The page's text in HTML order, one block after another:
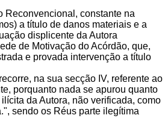
Reconvencional, constante na
a título de danos materiais e a
displicente da Autora
de Motivação do Acórdão, que,
e provada intervenção a título
na sua secção IV, referente ao
porquanto nada se apurou quanto
da Autora, não verificada, como
sendo os Réus parte ilegítima